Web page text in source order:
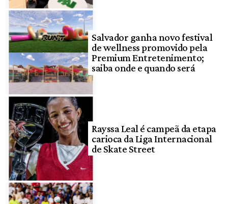
Salvador ganha novo festival
de wellness promovido pela
Premium Entretenimento;
saiba onde e quando será
Rayssa Leal é campeã da etapa
carioca da Liga Internacional
de Skate Street